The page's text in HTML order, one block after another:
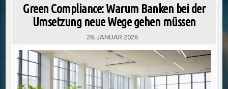
Green Compliance: Warum Banken bei der
Umsetzung neue Wege gehen müssen
28. JANUAR 2026